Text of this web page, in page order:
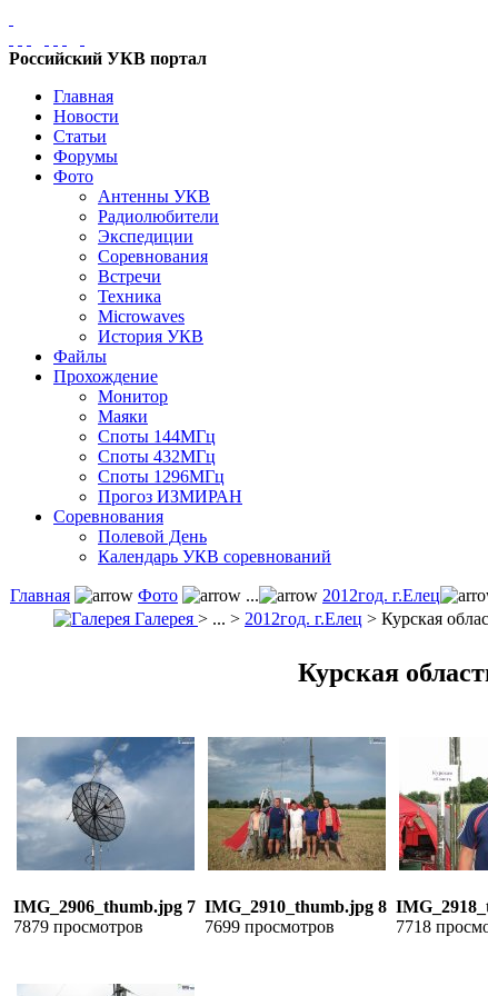
Российский УКВ портал
Главная
Новости
Статьи
Форумы
Фото
Антенны УКВ
Радиолюбители
Экспедиции
Соревнования
Встречи
Техника
Microwaves
История УКВ
Файлы
Прохождение
Монитор
Маяки
Споты 144МГц
Споты 432МГц
Споты 1296МГц
Прогоз ИЗМИРАН
Соревнования
Полевой День
Календарь УКВ соревнований
Главная Фото ... 2012год. г.Елец
Галерея > ... > 2012год. г.Елец > Курская
Курская
IMG_2906_thumb.jpg 7
7879 просмотров
IMG_2910_thumb.jpg 8
7699 просмотров
7718